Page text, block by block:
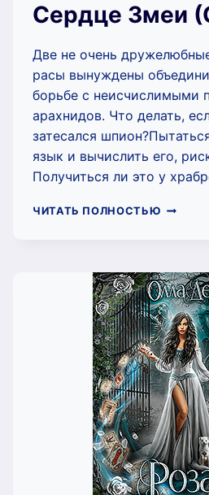
Сердце Змеи
Две не очень
расы вынуждены
борьбе с неисчислимыми
арахнидов. Что делать,
затесался
язык и вычислить его,
Получиться ли это у
ЧИТАТЬ ПОЛНОСТЬЮ ДЕЯНА
И
СЕРДЦЕ
ЗМЕИ
(ОЛЛА
ДЕЗ)